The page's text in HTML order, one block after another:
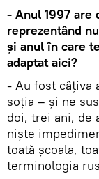
- Anul 1997 are
reprezentând
și anul în care
adaptat aici?
- Au fost câțiva
soția – și ne
doi, trei ani, de
niște
toată școala,
terminologia